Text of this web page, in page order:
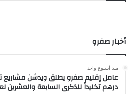
أخبار صفرو
منذ أسبوع واحد
درهم تخليداً للذكرى السابعة والعشرين